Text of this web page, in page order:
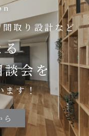
取り設計など
る
会を
ます！
ら